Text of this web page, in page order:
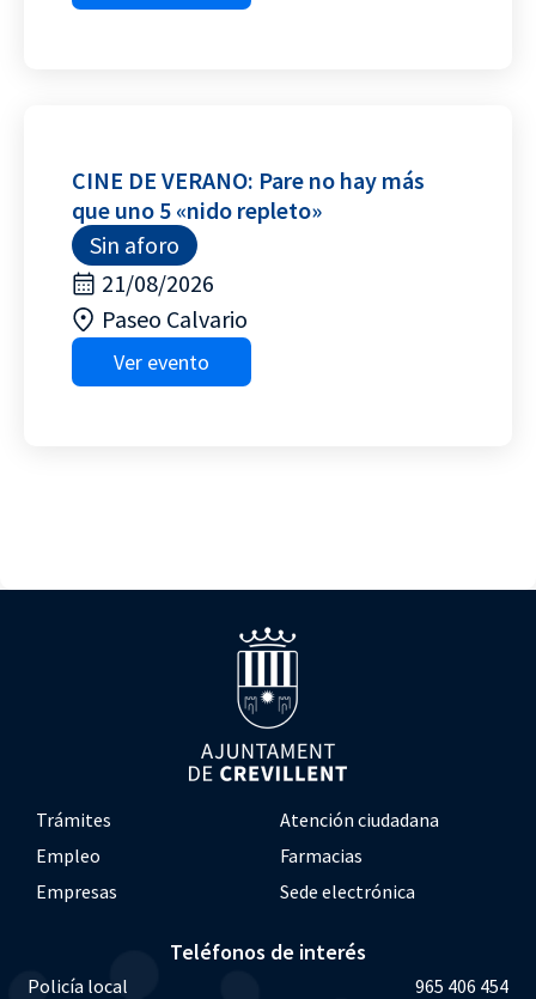
CINE DE VERANO: Pare no hay más
que uno 5 «nido repleto»
Sin aforo
21/08/2026
Paseo Calvario
Ver evento
Trámites
Atención ciudadana
Empleo
Farmacias
Empresas
Sede electrónica
Teléfonos de interés
Policía local
965 406 454